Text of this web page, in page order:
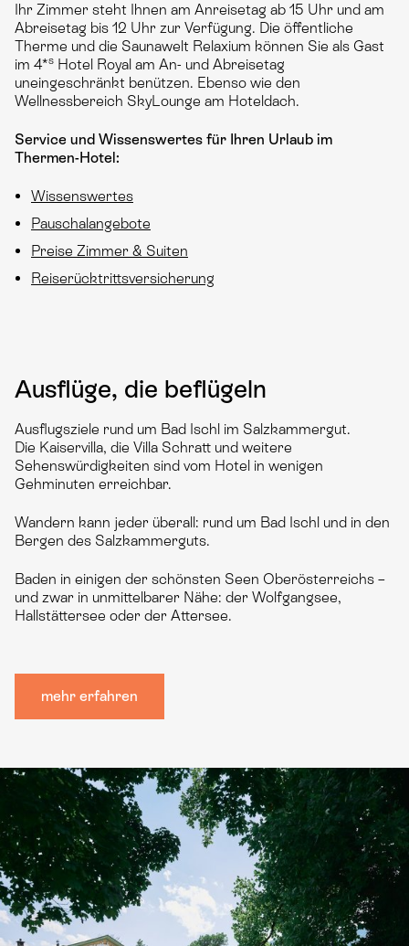
Ihr Zimmer steht Ihnen am Anreisetag ab 15 Uhr und am
Abreisetag bis 12 Uhr zur Verfügung. Die öffentliche
Therme und die Saunawelt Relaxium können Sie als Gast
im 4*s Hotel Royal am An- und Abreisetag
uneingeschränkt benützen. Ebenso wie den
Wellnessbereich SkyLounge am Hoteldach.
Service und Wissenswertes für Ihren Urlaub im
Thermen-Hotel:
Wissenswertes
Pauschalangebote
Preise Zimmer & Suiten
Reiserücktrittsversicherung
Ausflüge, die beflügeln
Ausflugsziele rund um Bad Ischl im Salzkammergut.
Die Kaiservilla, die Villa Schratt und weitere
Sehenswürdigkeiten sind vom Hotel in wenigen
Gehminuten erreichbar.
Wandern kann jeder überall: rund um Bad Ischl und in den
Bergen des Salzkammerguts.
Baden in einigen der schönsten Seen Oberösterreichs –
und zwar in unmittelbarer Nähe: der Wolfgangsee,
Hallstättersee oder der Attersee.
mehr erfahren